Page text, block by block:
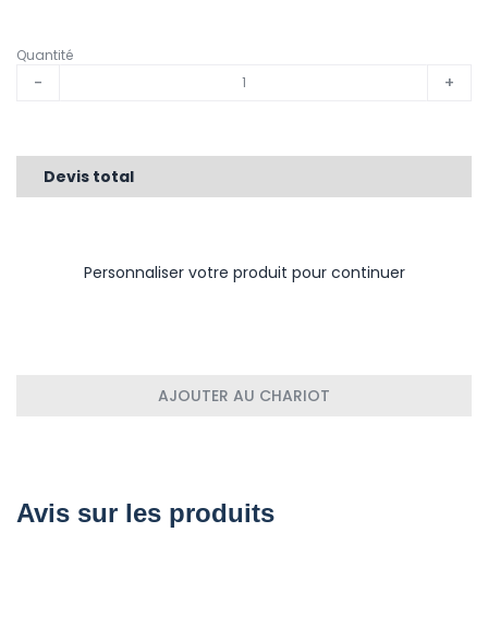
Avis sur les produits
Quantité
- +
Devis total
Personnaliser votre produit pour continuer
AJOUTER AU CHARIOT